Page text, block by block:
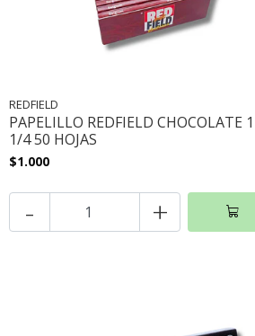
REDFIELD
PAPELILLO REDFIELD CHOCOLATE 1
1/4 50 HOJAS
$1.000
- +